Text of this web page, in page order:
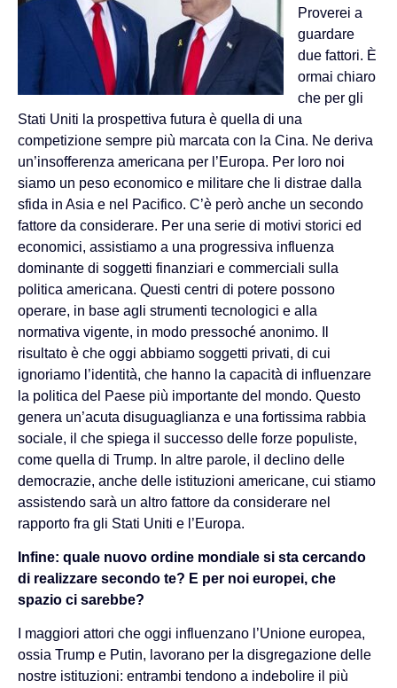
Proverei a
guardare
due fattori. È
ormai chiaro
che per gli
Stati Uniti la prospettiva futura è quella di una
competizione sempre più marcata con la Cina. Ne deriva
un’insofferenza americana per l’Europa. Per loro noi
siamo un peso economico e militare che li distrae dalla
sfida in Asia e nel Pacifico. C’è però anche un secondo
fattore da considerare. Per una serie di motivi storici ed
economici, assistiamo a una progressiva influenza
dominante di soggetti finanziari e commerciali sulla
politica americana. Questi centri di potere possono
operare, in base agli strumenti tecnologici e alla
normativa vigente, in modo pressoché anonimo. Il
risultato è che oggi abbiamo soggetti privati, di cui
ignoriamo l’identità, che hanno la capacità di influenzare
la politica del Paese più importante del mondo. Questo
genera un’acuta disuguaglianza e una fortissima rabbia
sociale, il che spiega il successo delle forze populiste,
come quella di Trump. In altre parole, il declino delle
democrazie, anche delle istituzioni americane, cui stiamo
assistendo sarà un altro fattore da considerare nel
rapporto fra gli Stati Uniti e l’Europa.
Infine: quale nuovo ordine mondiale si sta cercando
di realizzare secondo te? E per noi europei, che
spazio ci sarebbe?
I maggiori attori che oggi influenzano l’Unione europea,
ossia Trump e Putin, lavorano per la disgregazione delle
nostre istituzioni: entrambi tendono a indebolire il più